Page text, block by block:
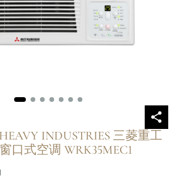
INDUSTRIES 三菱重工
口式空调 WRK35MEC1